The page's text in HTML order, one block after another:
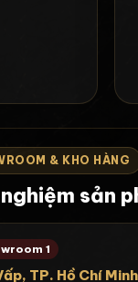
& KHO HÀNG
sản
1
TP. Hồ Chí Minh